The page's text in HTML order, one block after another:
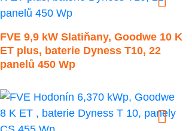
FVE 9,9 kW Slatiňany, Goodwe 10 K
ET plus, baterie Dyness T10, 22
panelů 450 Wp